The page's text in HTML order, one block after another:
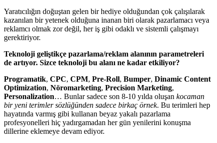
Yaratıcılığın doğuştan gelen bir hediye olduğundan çok çalışılarak
kazanılan bir yetenek olduğuna inanan biri olarak pazarlamacı veya
reklamcı olmak zor değil, her iş gibi odaklı ve sistemli çalışmayı
gerektiriyor.
Teknoloji geliştikçe pazarlama/reklam alanının parametreleri
de artıyor. Sizce teknoloji bu alanı ne kadar etkiliyor?
Programatik, CPC, CPM, Pre-Roll, Bumper, Dinamic Content
Optimization, Nöromarketing, Precision Marketing,
Personalization… Bunlar sadece son 8-10 yılda oluşan kocaman
bir yeni terimler sözlüğünden sadece birkaç örnek. Bu terimleri hep
hayatında varmış gibi kullanan beyaz yakalı pazarlama
profesyonelleri hiç yadırgamadan her gün yenilerini konuşma
dillerine eklemeye devam ediyor.